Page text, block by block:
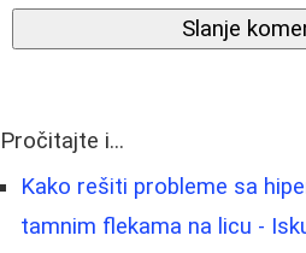
Slanje
Pročitajte i...
Kako rešiti probleme sa
tamnim flekama na licu -